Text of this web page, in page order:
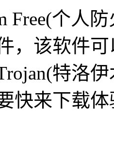
Free(个人
，该软件
特洛
快来下载